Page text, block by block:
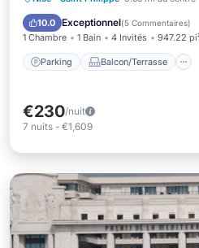
10.0 Exceptionnel(5 Commentaires)
1 Chambre 1 Bain 4 Invités 947.22
Parking Balcon/Terrasse
Climatisation
€230/nuit
7 nuits - €1,609